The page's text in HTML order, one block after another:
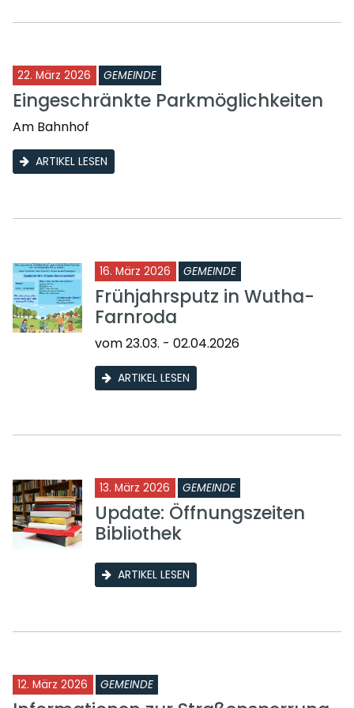
22. März 2026 GEMEINDE
Eingeschränkte Parkmöglichkeiten
Am Bahnhof
ARTIKEL LESEN
16. März 2026 GEMEINDE
Frühjahrsputz in Wutha-
Farnroda
vom 23.03. - 02.04.2026
ARTIKEL LESEN
13. März 2026 GEMEINDE
Update: Öffnungszeiten
Bibliothek
ARTIKEL LESEN
12. März 2026 GEMEINDE